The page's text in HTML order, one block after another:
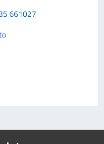
661027